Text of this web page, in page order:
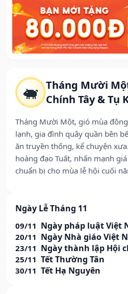
🐖 Tháng Mười
Chính Tây & Tụ
Tháng Mười Một, gió mùa
lạnh, gia đình quây quần bên
ăn truyền thống, kể chuyện
hoàng đạo Tuất, nhấn mạnh
chuẩn bị cho mùa lễ hội cuối
Ngày Lễ Tháng 11
09/11 Ngày pháp luật Việt
20/11 Ngày Nhà giáo Việt
23/11 Ngày thành lập Hội
25/11 Tết Thường Tân
30/11 Tết Hạ Nguyên